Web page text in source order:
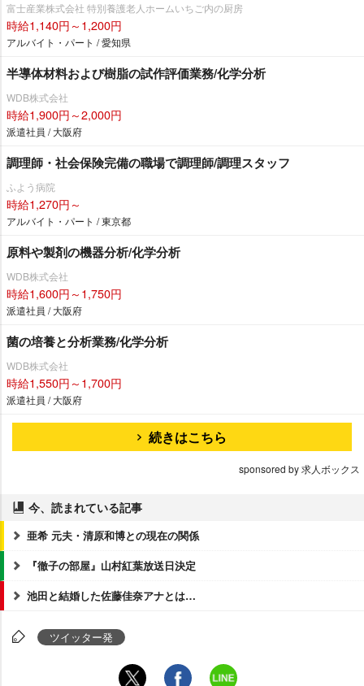
富士産業株式会社 特別養護老人ホームいちご内の厨房
時給1,140円～1,200円
アルバイト・パート / 愛知県
半導体材料および樹脂の試作評価業務/化学分析
WDB株式会社
時給1,900円～2,000円
派遣社員 / 大阪府
調理師・社会保険完備の職場で調理師/調理スタッフ
ふよう病院
時給1,270円～
アルバイト・パート / 東京都
原料や製剤の機器分析/化学分析
WDB株式会社
時給1,600円～1,750円
派遣社員 / 大阪府
菌の培養と分析業務/化学分析
WDB株式会社
時給1,550円～1,700円
派遣社員 / 大阪府
続きはこちら
sponsored by 求人ボックス
今、読まれている記事
亜希 元夫・清原和博との現在の関係
『徹子の部屋』山村紅葉放送日決定
池田と結婚した佐藤佳奈アナとは…
ツイッター発